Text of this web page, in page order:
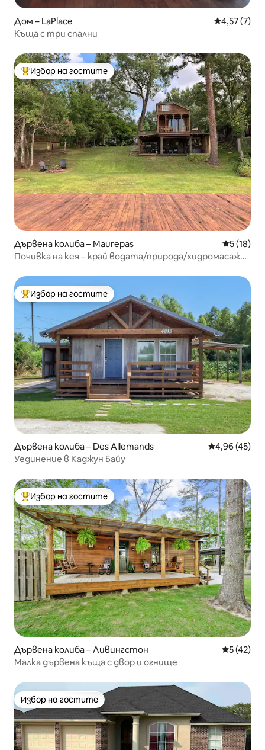
Дом – LaPlace Средна
4,57 (7)
Къща с три спални
Най-популярен избор на гостите
Избор на гостите
Дървена колиба – Maurepas Средна
5 (18)
Почивка на кея – край водата/природа/хидромасажна
Най-популярен избор на гостите
Избор на гостите
Дървена колиба – Des Allemands Средна
4,96 (45)
Уединение в Каджун Байу
Най-популярен избор на гостите
Избор на гостите
Дървена колиба – Ливингстон Средна
5 (42)
Малка дървена къща с двор и огнище
Избор на гостите
Избор на гостите